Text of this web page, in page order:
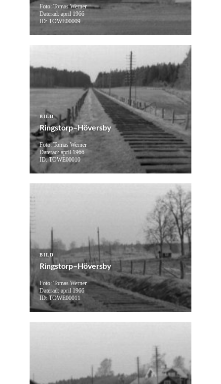
Foto: Tomas Werner
Daterad: april 1966
ID: TOWE00009
BILD
Ringstorp–Höversby
Foto: Tomas Werner
Daterad: april 1966
ID: TOWE00010
BILD
Ringstorp–Höversby
Foto: Tomas Werner
Daterad: april 1966
ID: TOWE00011